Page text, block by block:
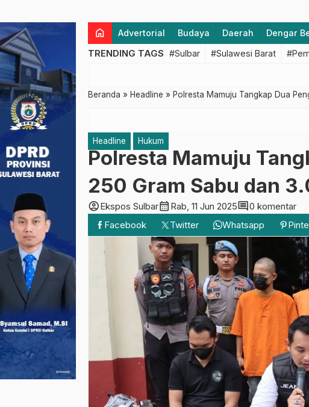
home Advertorial Budaya Daerah Dengar
TRENDING TAGS #Sulbar #Sulawesi Barat
Beranda » Headline » Polresta Mamuju Tangkap Dua
Headline Hukum
Polresta Mamuju
250 Gram Sabu dan
account_circleEkspos Sulbarcalendar_month Rab, 11 Jun 2025comment0 komentar
Facebook
Twitter Whatsapp